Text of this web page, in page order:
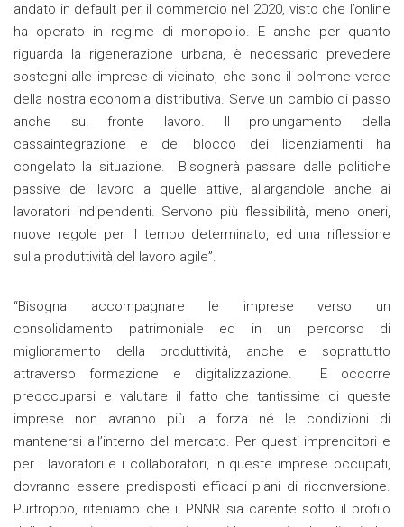
andato in default per il commercio nel 2020, visto che l’online
ha operato in regime di monopolio. E anche per quanto
riguarda la rigenerazione urbana, è necessario prevedere
sostegni alle imprese di vicinato, che sono il polmone verde
della nostra economia distributiva. Serve un cambio di passo
anche sul fronte lavoro. Il prolungamento della
cassaintegrazione e del blocco dei licenziamenti ha
congelato la situazione. Bisognerà passare dalle politiche
passive del lavoro a quelle attive, allargandole anche ai
lavoratori indipendenti. Servono più flessibilità, meno oneri,
nuove regole per il tempo determinato, ed una riflessione
sulla produttività del lavoro agile”.
“Bisogna accompagnare le imprese verso un
consolidamento patrimoniale ed in un percorso di
miglioramento della produttività, anche e soprattutto
attraverso formazione e digitalizzazione. E occorre
preoccuparsi e valutare il fatto che tantissime di queste
imprese non avranno più la forza né le condizioni di
mantenersi all’interno del mercato. Per questi imprenditori e
per i lavoratori e i collaboratori, in queste imprese occupati,
dovranno essere predisposti efficaci piani di riconversione.
Purtroppo, riteniamo che il PNNR sia carente sotto il profilo